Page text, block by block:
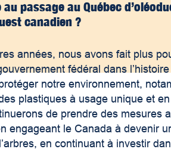
passage au Québec
canadien ?
années, nous avons fait plus
fédéral dans
notre environnement,
plastiques à usage unique et
de prendre des mesures
engageant le Canada à devenir
en continuant à investir